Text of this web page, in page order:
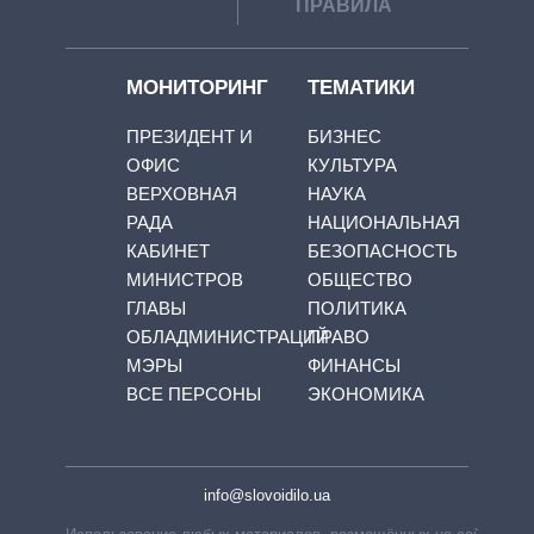
ПРАВИЛА
МОНИТОРИНГ
ПРЕЗИДЕНТ И
ОФИС
ВЕРХОВНАЯ
РАДА
КАБИНЕТ
МИНИСТРОВ
ГЛАВЫ
ОБЛАДМИНИСТРАЦИЙ
МЭРЫ
ВСЕ ПЕРСОНЫ
ТЕМАТИКИ
БИЗНЕС
КУЛЬТУРА
НАУКА
НАЦИОНАЛЬНАЯ
БЕЗОПАСНОСТЬ
ОБЩЕСТВО
ПОЛИТИКА
ПРАВО
ФИНАНСЫ
ЭКОНОМИКА
info@slovoidilo.ua